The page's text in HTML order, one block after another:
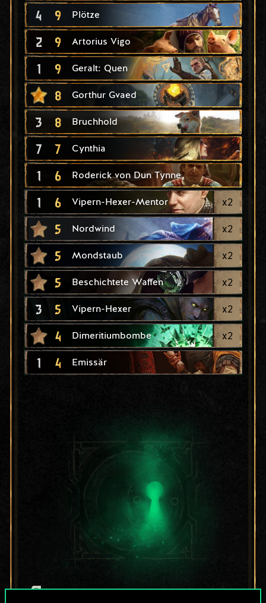
4 9 Plötze
2 9 Artorius Vigo
1 9 Geralt: Quen
8 Gorthur Gvaed
3 8 Bruchhold
7 7 Cynthia
1 6 Roderick von Dun Tynne
1 6 Vipern-Hexer-Mentor x2
5 Nordwind x2
5 Mondstaub x2
5 Beschichtete Waffen x2
3 5 Vipern-Hexer x2
4 Dimeritiumbombe x2
1 4 Emissär
Bis jetzt ist dies nur